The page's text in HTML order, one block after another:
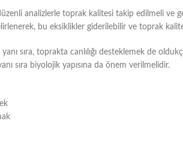
analizlerle toprak kalitesi takip edilmeli ve
bu eksiklikler giderilebilir ve toprak
sıra, toprakta canlılığı desteklemek de
sıra biyolojik yapısına da önem verilmelidir.